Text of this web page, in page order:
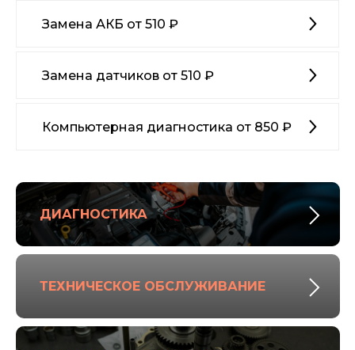
Замена АКБ от 510 ₽
Замена датчиков от 510 ₽
Компьютерная диагностика от 850 ₽
ДИАГНОСТИКА
ТЕХНИЧЕСКОЕ ОБСЛУЖИВАНИЕ